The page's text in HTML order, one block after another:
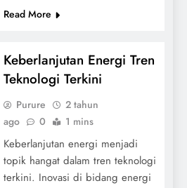
Read More
Keberlanjutan Energi Tren
Teknologi Terkini
Purure
2 tahun
ago
0 1 mins
Keberlanjutan energi menjadi
topik hangat dalam tren teknologi
terkini. Inovasi di bidang energi